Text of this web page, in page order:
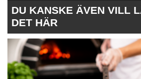
DU KANSKE ÄVEN VILL
DET HÄR